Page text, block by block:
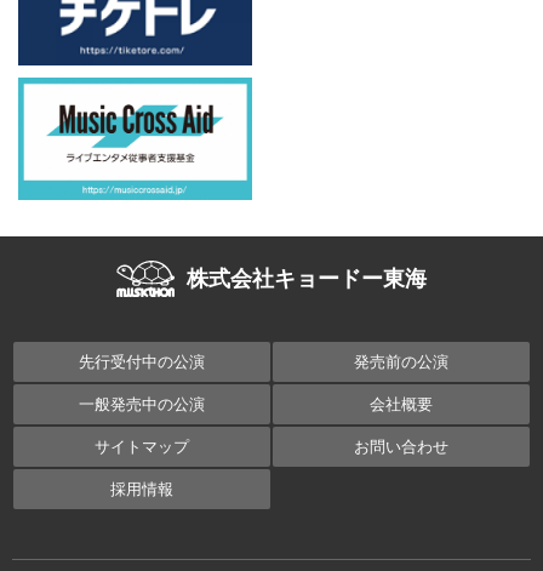
株式会社キョードー東海
先行受付中の公演 発売前の公演
一般発売中の公演 会社概要
サイトマップ お問い合わせ
採用情報